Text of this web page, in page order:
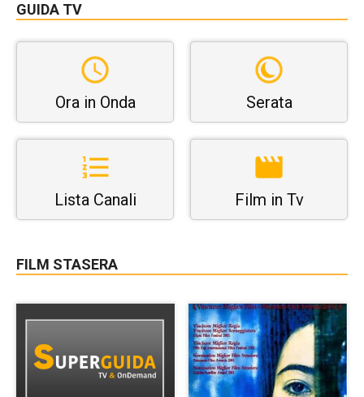
GUIDA TV
Ora in Onda Serata
Lista Canali Film in Tv
FILM STASERA